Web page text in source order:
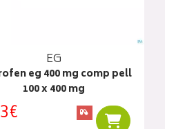
EG
eg 400 mg comp pell
100 x 400 mg
Ajouter au